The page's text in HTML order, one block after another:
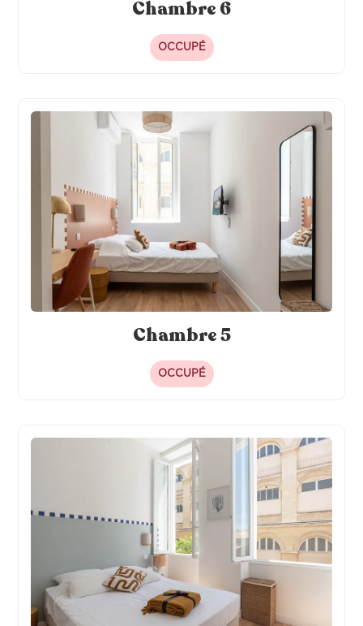
Chambre 6
OCCUPÉ
Chambre 5
OCCUPÉ